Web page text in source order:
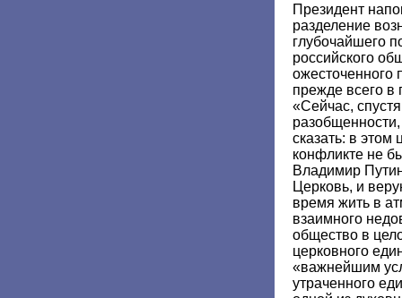
Президент
разделение
глубочайшего
российского
ожесточенного
прежде всего в
«Сейчас,
сказать: в этом
конфликте не
Владимир
Церковь, и
время жить в
взаимного
общество в
церковного
«важнейшим
утраченного